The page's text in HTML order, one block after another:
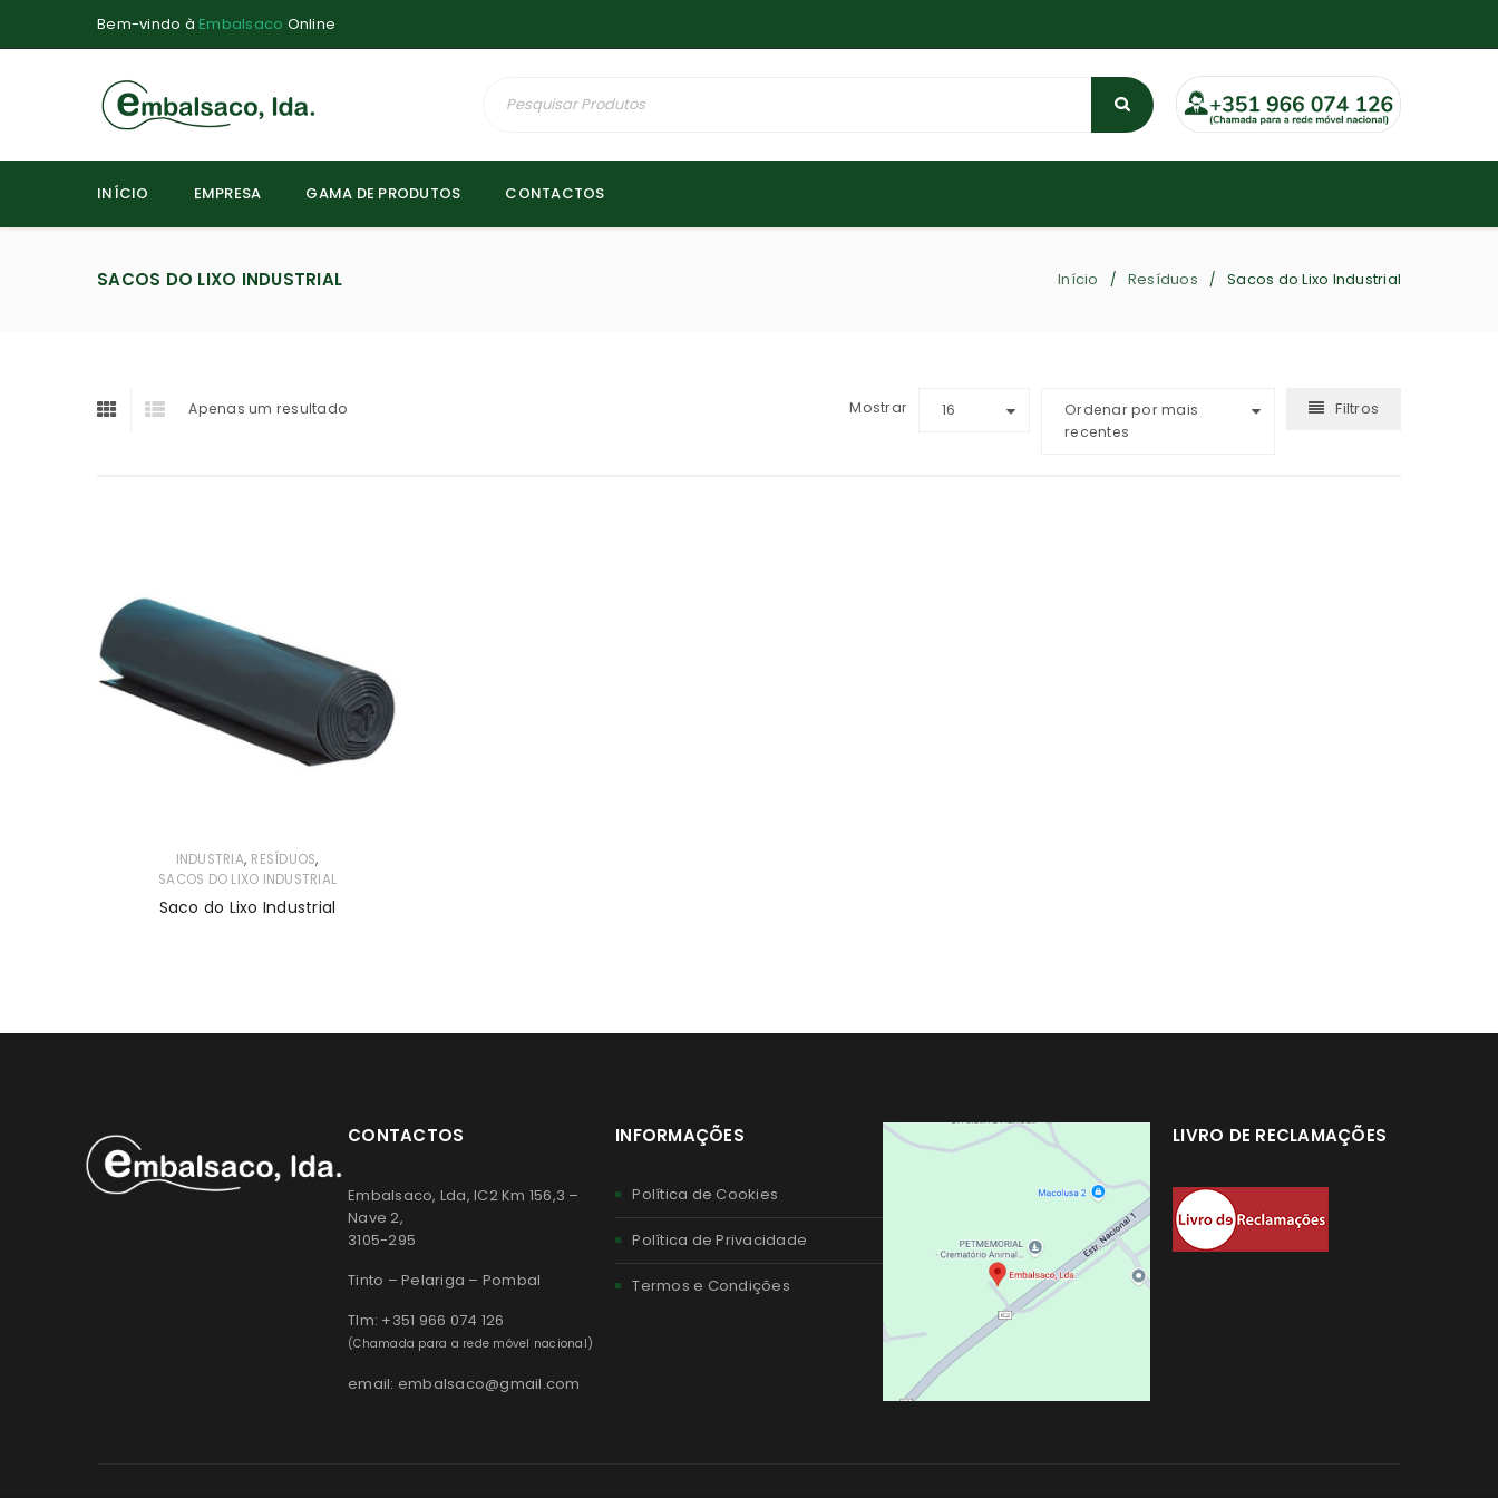
Bem-vindo à Embalsaco Online
INÍCIO EMPRESA GAMA DE PRODUTOS CONTACTOS
SACOS DO LIXO INDUSTRIAL Início / Resíduos / Sacos do Lixo Industrial
Apenas um resultado Filtros
Ordenar por mais
recentes
Mostrar 16
INDUSTRIA, RESÍDUOS,
SACOS DO LIXO INDUSTRIAL
Saco do Lixo Industrial
CONTACTOS
Embalsaco, Lda, IC2 Km 156,3 –
Nave 2,
3105-295
Tinto – Pelariga – Pombal
Tlm: +351 966 074 126
(Chamada para a rede móvel nacional)
email: embalsaco@gmail.com
INFORMAÇÕES
Política de Cookies
Política de Privacidade
Termos e Condições
LIVRO DE RECLAMAÇÕES